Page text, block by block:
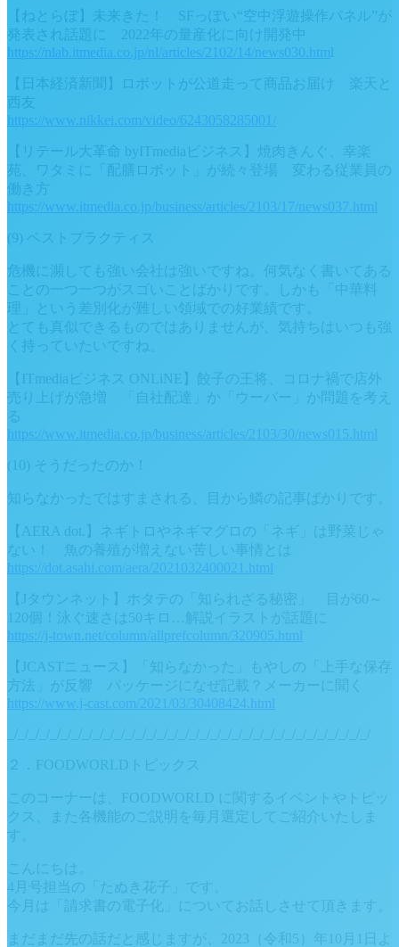
【ねとらぼ】未来きた！ SFっぽい“空中浮遊操作パネル”が
発表され話題に 2022年の量産化に向け開発中
https://nlab.itmedia.co.jp/nl/articles/2102/14/news030.htm
【日本経済新聞】ロボットが公道走って商品お届け 楽天と
西友
https://www.nikkei.com/video/6243058285001/
【リテール大革命 byITmediaビジネス】焼肉きんぐ、幸楽
苑、ワタミに「配膳ロボット」が続々登場 変わる従業員の
働き方
https://www.itmedia.co.jp/business/articles/2103/17/news037.html
(9) ベストプラクティス
危機に瀕しても強い会社は強いですね。何気なく書いてある
ことの一つ一つがスゴいことばかりです。しかも「中華料
理」という差別化が難しい領域での好業績です。
とても真似できるものではありませんが、気持ちはいつも強
く持っていたいですね。
【ITmediaビジネス ONLiNE】餃子の王将、コロナ禍で店外
売り上げが急増 「自社配達」か「ウーバー」か問題を考え
る
https://www.itmedia.co.jp/business/articles/2103/30/news015.html
(10) そうだったのか！
知らなかったではすまされる、目から鱗の記事ばかりです。
【AERA dot.】ネギトロやネギマグロの「ネギ」は野菜じゃ
ない！ 魚の養殖が増えない苦しい事情とは
https://dot.asahi.com/aera/2021032400021.html
【Jタウンネット】ホタテの「知られざる秘密」 目が60～
120個！泳ぐ速さは50キロ…解説イラストが話題に
https://j-town.net/column/allprefcolumn/320905.html
【JCASTニュース】「知らなかった」もやしの「上手な保存
方法」が反響 パッケージになぜ記載？メーカーに聞く
https://www.j-cast.com/2021/03/30408424.html
２．FOODWORLDトピックス
このコーナーは、FOODWORLD に関するイベントやトピッ
クス、また各機能のご説明を毎月選定してご紹介いたしま
す。
こんにちは。
4月号担当の「たぬき花子」です。
今月は「請求書の電子化」についてお話しさせて頂きます。
まだまだ先の話だと感じますが、2023（令和5）年10月1日よ